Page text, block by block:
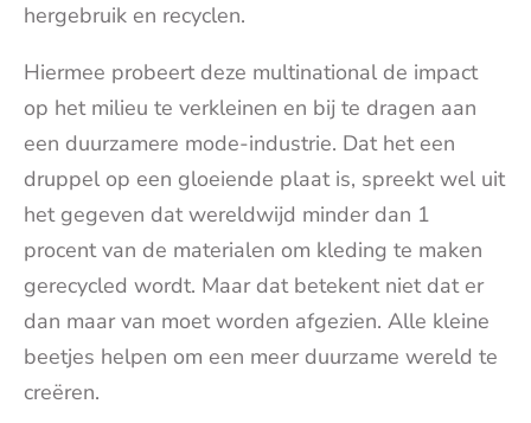
hergebruik en recyclen.
Hiermee probeert deze multinational de impact
op het milieu te verkleinen en bij te dragen aan
een duurzamere mode-industrie. Dat het een
druppel op een gloeiende plaat is, spreekt wel uit
het gegeven dat wereldwijd minder dan 1
procent van de materialen om kleding te maken
gerecycled wordt. Maar dat betekent niet dat er
dan maar van moet worden afgezien. Alle kleine
beetjes helpen om een meer duurzame wereld te
creëren.